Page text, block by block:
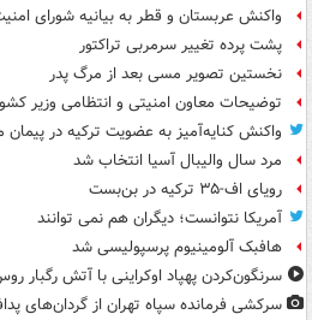
واکنش عربستان و قطر به بیانیه شورای
پشت پرده تغییر سرمربی تراکتور
نخستین تصویر مسی بعد از مرگ پدر
توضیحات معاون امنیتی و انتظامی وزیر
واکنش کنایه‌آمیز به عضویت ترکیه در
مرد سال والیبال آسیا انتخاب شد
رویای اف-۳۵ ترکیه در بن‌بست
آمریکا نتوانست؛ دیگران هم نمی توانند
هافبک آلومینیوم پرسپولیسی شد
سرنگون‌کردن پهپاد اوکراینی با آتش رگبار
سرکشی فرمانده سپاه تهران از گردان‌های